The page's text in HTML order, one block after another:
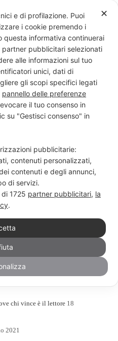
SU BIANCO
e creatività
Search
chi vince è il lettore 18
2021
✕
e di profilazione. Puoi
i cookie premendo i
questa informativa continuerai
pubblicitari selezionati
alle informazioni sul tuo
unici, dati di
gli scopi specifici legati
pannello delle preferenze
il tuo consenso in
su "Gestisci consenso" in
pubblicitarie:
contenuti personalizzati,
contenuti e degli annunci,
di servizi.
di 1725 partner pubblicitari, la
.